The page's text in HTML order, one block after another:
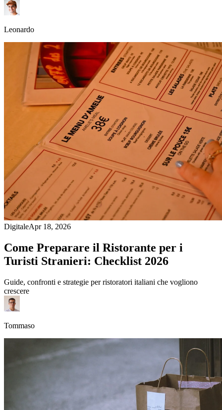
Leonardo
DigitaleApr 18, 2026
Come Preparare il Ristorante per i
Turisti Stranieri: Checklist 2026
Guide, confronti e strategie per ristoratori italiani che vogliono
crescere
Tommaso